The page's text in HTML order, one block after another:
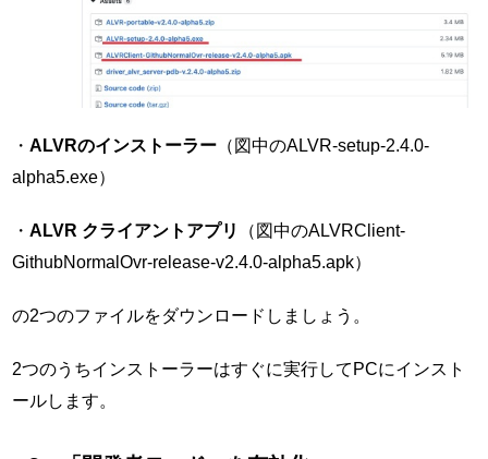
・ ALVRのインストーラー （図中のALVR-setup-2.4.0-
alpha5.exe）
・ ALVR クライアントアプリ
（図中のALVRClient-
GithubNormalOvr-release-v2.4.0-alpha5.apk）
の2つのファイルをダウンロードしましょう。
2つのうちインストーラーはすぐに実行してPCにインスト
ールします。